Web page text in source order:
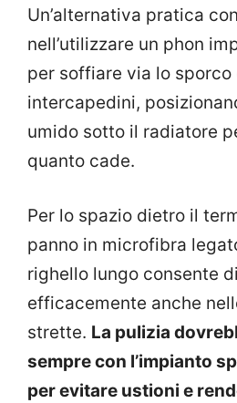
Un’alternativa pratica
nell’utilizzare un phon
per soffiare via lo sporco
intercapedini,
umido sotto il radiatore
quanto cade.
Per lo spazio dietro il
panno in microfibra
righello lungo consente
efficacemente anche
strette. La pulizia
sempre con l’impianto
per evitare ustioni e